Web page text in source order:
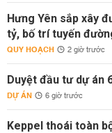
Hưng Yên sắp xây
tỷ, bố trí tuyến
QUY HOẠCH 2 giờ trước
Duyệt đầu tư dự án
DỰ ÁN 6 giờ trước
Keppel thoái toàn